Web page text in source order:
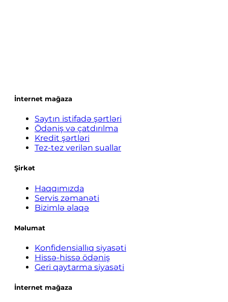
İnternet mağaza
Saytın istifadə şərtləri
Ödəniş və çatdırılma
Kredit şərtləri
Tez-tez verilən suallar
Şirkət
Haqqımızda
Servis zəmanəti
Bizimlə əlaqə
Məlumat
Konfidensiallıq siyasəti
Hissə-hissə ödəniş
Geri qaytarma siyasəti
İnternet mağaza